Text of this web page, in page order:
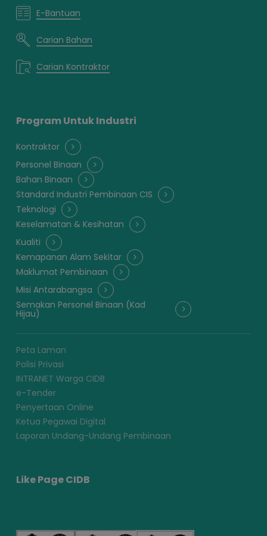
E-Bantuan
Carian Bahan
Carian Kontraktor
Program Untuk Industri
Kontraktor
Personel Binaan
Bahan Binaan
Standard Industri Pembinaan CIS
Teknologi
Keselamatan & Kesihatan
Kualiti
Kemapanan Alam Sekitar
Maklumat Pembinaan
Misi Antarabangsa
Semakan Personel Binaan (Kad
Hijau)
Peta Laman
Polisi Privasi
INTRANET Warga CIDB
e-Tender
Penyertaan Online
Ketua Pegawai Digital
Laporan Undang-Undang Pembinaan
Like Page CIDB